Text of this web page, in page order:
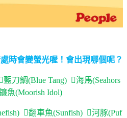
時會變螢光喔！會出現哪個呢？
刀鯛(Blue Tang) 海馬(Seahors
魚(Moorish Idol)
翻車魚(Sunfish) 河豚(Puf